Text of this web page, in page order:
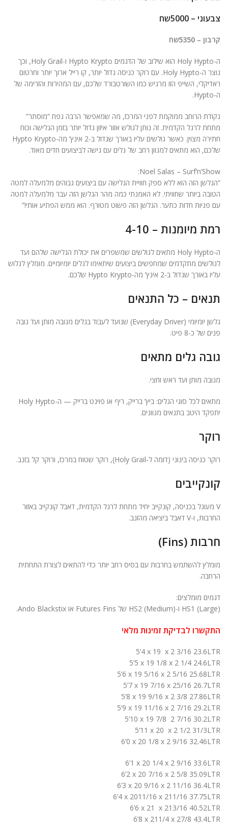
ניגודיות בהירה
font_download סמן קישורים
כל
האפשרויות
הצהרת נגישות
צבעוני – 5000שח
קרבון – 5350שח
ה-Holy Hypto הוא שילוב של הדגמים Hypto Krypto ו-Holy Grail, וכך
נוצר ה-Holy Hypto. עם רוקר כניסה גדול יותר, קו רייל ארוך יותר וחרטום
ראדיקלי, השייפ הזו מרגיש כמו השורטבורד שלכם, עם המהירות והזרימה של
ה-Hypto.
נקודת הרוחב ממוקמת לפני המרכז, מה שמאפשר הרבה נפח “מוסתר”
מתחת לרגל הקדמית. זה נותן לגולש אזור איזון גדול יותר בזמן הגלישה וכוח
חתירה מצוין. כאשר גולשים עליו באורך שגדול ב-2 אינץ’ מה-Hypto Krypto
שלכם, הוא מתאים למגוון רחב של גלים עם גישה לביצועים חדים מאוד.
Noel Salas – Surf’n’Show:
“הגלשן הזה הוא ללא ספק חוויית הגלישה עם ביצועים גבוהים מלמעלה למטה
הטובה ביותר שחוויתי. לא האמנתי כמה מהר הגלשן הזה עבר מלמעלה למטה
עם פניות חדות כתער. הגלשן הזה פשוט מטורף. הוא ממש הפתיע אותי!”
רמת מיומנות – 4-10
ה-Holy Hypto מתאים לגולשים שמשפרים את יכולת הגלישה שלהם ועד
לגולשים מתקדמים שמחפשים ביצועים שיתאימו לגלים יומיומיים. מומלץ לגלוש
עליו באורך שגדול ב-2 אינץ’ מה-Hypto Krypto שלכם.
תנאים – כל התנאים
גלשן יומיומי (Everyday Driver) שנועד לעבוד בגלים מגובה מותן ועד גובה
פנים של כ-8 פיט.
גובה גלים מתאים
מגובה מותן ועד ראש וחצי.
מתאים לכל סוגי הגלים: ביץ’ ברייק, ריף או פוינט ברייק — ה-Holy Hypto
יתפקד היטב בתנאים מגוונים.
רוקר
רוקר כניסה בינוני (דומה ל-Holy Grail), רוקר שטוח במרכז, ורוקר קל בזנב.
קונקייבים
V מעוגל בכניסה, קונקייב יחיד מתחת לרגל הקדמית, דאבל קונקייב באזור
החרבות, ו-V דאבל ביציאה מהזנב.
חרבות (Fins)
מומלץ להשתמש בחרבות עם בסיס רחב יותר כדי להתאים לצורת התחתית
הרחבה.
דגמים מומלצים:
HS1 (Large) ו-HS2 (Medium) של
Futures Fins או Ando Blackstix.
התקשרו לבדיקת זמינות מלאי
5’4 x 19 x 2 3/16 23.6LTR
5’5 x 19 1/8 x 2 1/4 24.6LTR
5’6 x 19 5/16 x 2 5/16 25.68LTR
5’7 x 19 7/16 x 25/16 26.7LTR
5’8 x 19 9/16 x 2 3/8 27.86LTR
5’9 x 19 11/16 x 2 7/16 29.2LTR
5’10 x 19 7/8 2 7/16 30.2LTR
5’11 x 20 x 2 1/2 31/3LTR
6’0 x 20 1/8 x 2 9/16 32.46LTR
6’1 x 20 1/4 x 2 9/16 33.6LTR
6’2 x 20 7/16 x 2 5/8 35.09LTR
6’3 x 20 9/16 x 2 11/16 36.4LTR
6’4 x 2011/16 x 211/16 37.75LTR
6’6 x 21 x 213/16 40.52LTR
6’8 x 211/4 x 27/8 43.4LTR